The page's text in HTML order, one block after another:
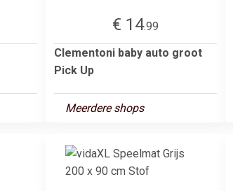
€ 14.99
Clementoni baby auto groot
Pick Up
Meerdere shops